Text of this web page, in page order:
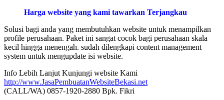
Harga website yang kami tawarkan Terjangkau
Solusi bagi anda yang membutuhkan website untuk menampilkan
profile perusahaan. Paket ini sangat cocok bagi perusahaan skala
kecil hingga menengah. sudah dilengkapi content management
system untuk mengupdate isi website.
Info Lebih Lanjut Kunjungi website Kami
http://www.JasaPembuatanWebsiteBekasi.net
(CALL/WA) 0857-1920-2880 Bpk. Fikri